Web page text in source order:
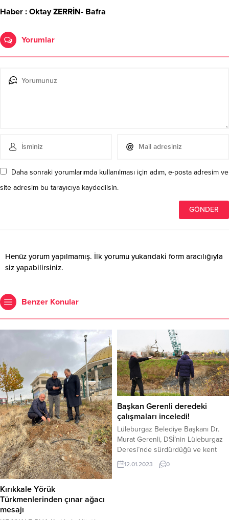
Haber : Oktay ZERRİN- Bafra
Yorumlar
Daha sonraki yorumlarımda kullanılması için adım, e-posta adresim ve
site adresim bu tarayıcıya kaydedilsin.
Henüz yorum yapılmamış. İlk yorumu yukarıdaki form aracılığıyla
siz yapabilirsiniz.
Benzer Konular
Kırıkkale Yörük
Türkmenlerinden çınar ağacı
mesajı
Başkan Gerenli deredeki
çalışmaları inceledi!
Lüleburgaz Belediye Başkanı Dr.
Murat Gerenli, DSİ’nin Lüleburgaz
Deresi’nde sürdürdüğü ve kent
merkezine yaklaşan dere yatağı
temizlik çalışmalarını yerinde
12.01.2023 0